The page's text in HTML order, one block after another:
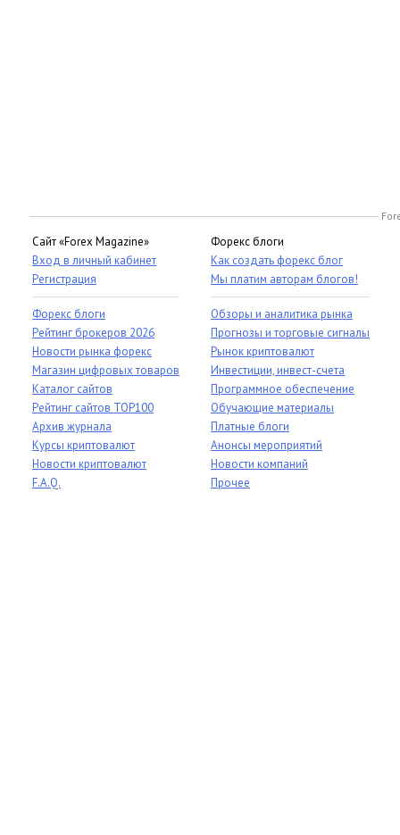
Сайт «Forex Magazine»
Вход в личный кабинет
Регистрация
Форекс блоги
Рейтинг брокеров 2026
Новости рынка форекс
Магазин цифровых товаров
Каталог сайтов
Рейтинг сайтов TOP100
Архив журнала
Курсы криптовалют
Новости криптовалют
F.A.Q.
Форекс блоги
Как создать форекс блог
Мы платим авторам блогов!
Обзоры и аналитика рынка
Прогнозы и торговые сигналы
Рынок криптовалют
Инвестиции, инвест-счета
Программное обеспечение
Обучающие материалы
Платные блоги
Анонсы мероприятий
Новости компаний
Прочее